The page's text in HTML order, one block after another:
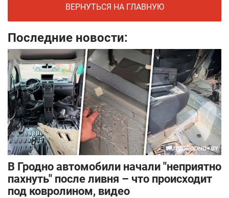
ВЕРНУТЬСЯ НА ГЛАВНУЮ
Последние новости:
В Гродно автомобили начали "неприятно
пахнуть" после ливня – что происходит
под ковролином, видео